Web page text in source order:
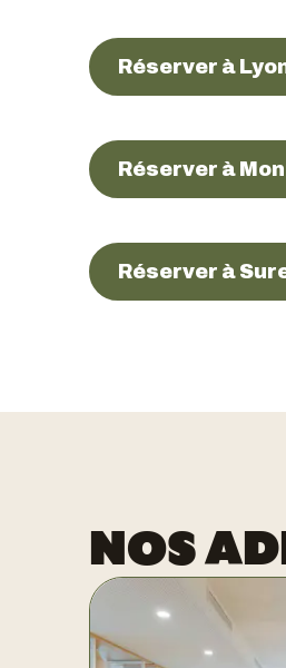
Réserver à
Réserver à
Réserver à
NOS